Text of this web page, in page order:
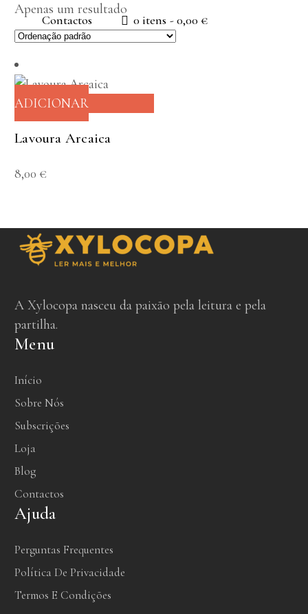
Contactos 0 itens 0,00 €
Apenas um resultado
ADICIONAR
Lavoura Arcaica
8,00 €
A Xylocopa nasceu da paixão pela leitura e pela
partilha.
Menu
Início
Sobre Nós
Subscrições
Loja
Blog
Contactos
Ajuda
Perguntas Frequentes
Política De Privacidade
Termos E Condições